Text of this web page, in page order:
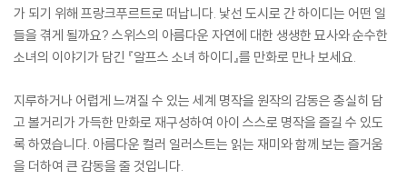
가 되기 위해 프랑크푸르트로 떠납니다. 낯선 도시로 간 하이디는 어떤 일
들을 겪게 될까요? 스위스의 아름다운 자연에 대한 생생한 묘사와 순수한
소녀의 이야기가 담긴 『알프스 소녀 하이디』를 만화로 만나 보세요.
지루하거나 어렵게 느껴질 수 있는 세계 명작을 원작의 감동은 충실히 담
고 볼거리가 가득한 만화로 재구성하여 아이 스스로 명작을 즐길 수 있도
록 하였습니다. 아름다운 컬러 일러스트는 읽는 재미와 함께 보는 즐거움
을 더하여 큰 감동을 줄 것입니다.